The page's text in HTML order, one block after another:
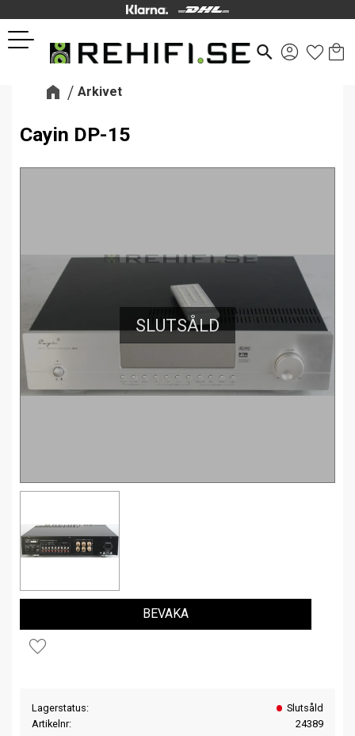
Meny
search
Arkivet
Cayin DP-15
SLUTSÅLD
Lägg till i favoriter
BEVAKA
Lagerstatus
Slutsåld
Artikelnr
24389